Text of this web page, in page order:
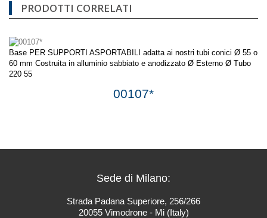
PRODOTTI CORRELATI
Base PER SUPPORTI ASPORTABILI adatta ai nostri tubi conici Ø 55 o
60 mm Costruita in alluminio sabbiato e anodizzato Ø Esterno Ø Tubo
220 55
00107*
Sede di Milano:
Strada Padana Superiore, 256/266
20055 Vimodrone - Mi (Italy)